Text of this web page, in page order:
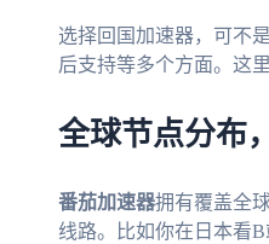
选择回国加速器，可不
后支持等多个方面。这
全球节点分布
番茄加速器拥有覆盖全
线路。比如你在日本看